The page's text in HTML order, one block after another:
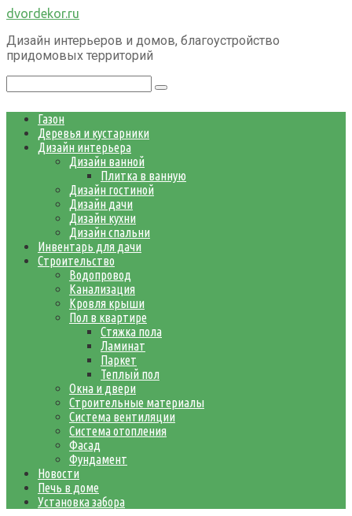
Перейти
контенту
dvordekor.ru
Дизайн интерьеров и домов, благоустройство
придомовых территорий
Газон
Деревья и кустарники
Дизайн интерьера
Дизайн ванной
Плитка в ванную
Дизайн гостиной
Дизайн дачи
Дизайн кухни
Дизайн спальни
Инвентарь для дачи
Строительство
Водопровод
Канализация
Кровля крыши
Пол в квартире
Стяжка пола
Ламинат
Паркет
Теплый пол
Окна и двери
Строительные материалы
Система вентиляции
Система отопления
Фасад
Фундамент
Новости
Печь в доме
Установка забора